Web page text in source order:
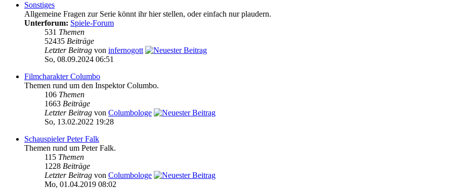
Sonstiges
Allgemeine Fragen zur Serie könnt ihr hier stellen, oder einfach nur plaudern.
Unterforum: Spiele-Forum
531 Themen
52435 Beiträge
Letzter Beitrag von infernogott
So, 08.09.2024 06:51
Filmcharakter Columbo
Themen rund um den Inspektor Columbo.
106 Themen
1663 Beiträge
Letzter Beitrag von Columbologe
So, 13.02.2022 19:28
Schauspieler Peter Falk
Themen rund um Peter Falk.
115 Themen
1228 Beiträge
Letzter Beitrag von Columbologe
Mo, 01.04.2019 08:02